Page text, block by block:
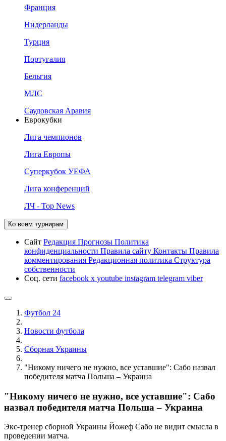
Франция
Нидерланды
Турция
Португалия
Бельгия
МЛС
Саудовская Аравия
Еврокубки
Лига чемпионов
Лига Европы
Суперкубок УЕФА
Лига конференций
ЛЧ - Top News
Ко всем турнирам
Сайт Редакция Прогнозы Политика
конфиденциальности Правила сайту Контакты Правила
комментирования Редакционная политика Структура
собственности
Соц. сети facebook x youtube instagram telegram viber
Футбол 24
Новости футбола
Сборная Украины
"Никому ничего не нужно, все уставшие": Сабо назвал
победителя матча Польша – Украина
"Никому ничего не нужно, все уставшие": Сабо
назвал победителя матча Польша – Украина
Экс-тренер сборной Украины Йожеф Сабо не видит смысла в
проведении матча.